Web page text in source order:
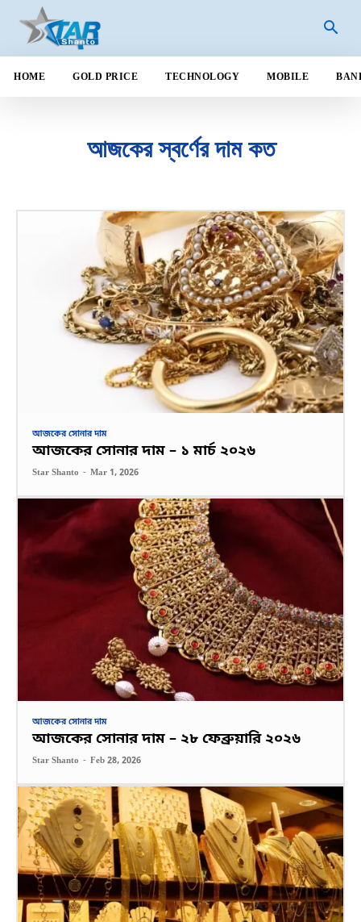
HOME GOLD PRICE TECHNOLOGY MOBILE
আজকের স্বর্ণের দাম কত
আজকের সোনার দাম
আজকের সোনার দাম – ১ মার্চ ২০২৬
Star Shanto - Mar 1, 2026
আজকের সোনার দাম
আজকের সোনার দাম – ২৮ ফেব্রুয়ারি ২০২৬
Star Shanto - Feb 28, 2026